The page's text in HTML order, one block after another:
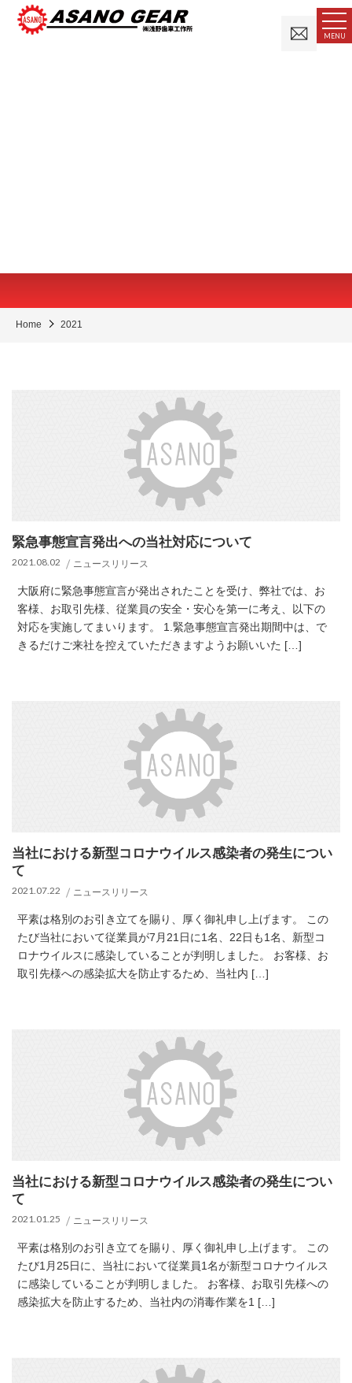
MENU
Home 2021
緊急事態宣言発出への当社対応について
2021.08.02 ニュースリリース
大阪府に緊急事態宣言が発出されたことを受け、弊社では、お
客様、お取引先様、従業員の安全・安心を第一に考え、以下の
対応を実施してまいります。 1.緊急事態宣言発出期間中は、で
きるだけご来社を控えていただきますようお願いいた […]
当社における新型コロナウイルス感染者の発生につい
て
2021.07.22 ニュースリリース
平素は格別のお引き立てを賜り、厚く御礼申し上げます。 この
たび当社において従業員が7月21日に1名、22日も1名、新型コ
ロナウイルスに感染していることが判明しました。 お客様、お
取引先様への感染拡大を防止するため、当社内 […]
当社における新型コロナウイルス感染者の発生につい
て
2021.01.25 ニュースリリース
平素は格別のお引き立てを賜り、厚く御礼申し上げます。 この
たび1月25日に、当社において従業員1名が新型コロナウイルス
に感染していることが判明しました。 お客様、お取引先様への
感染拡大を防止するため、当社内の消毒作業を1 […]